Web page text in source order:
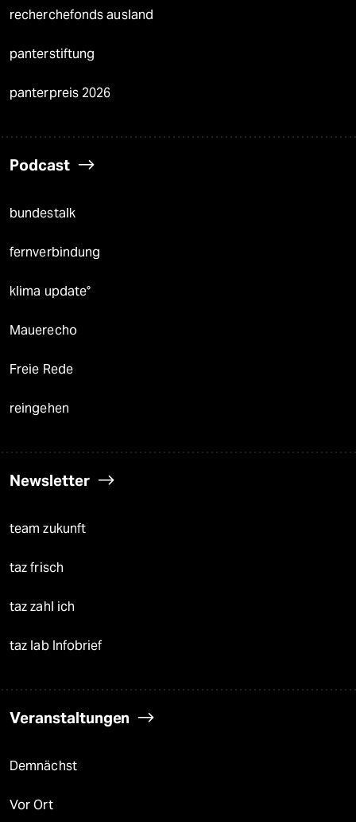
recherchefonds ausland
panterstiftung
panterpreis 2026
Podcast
bundestalk
fernverbindung
klima update°
Mauerecho
Freie Rede
reingehen
Newsletter
team zukunft
taz frisch
taz zahl ich
taz lab Infobrief
Veranstaltungen
Demnächst
Vor Ort